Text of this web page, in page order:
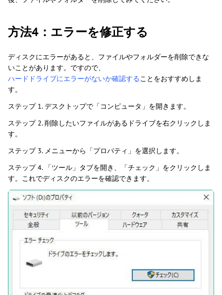
方法4：エラーを修正する
ディスクにエラーがあると、ファイルやフォルダーを削除できな
いことがあります。ですので、
ハードドライブにエラーがないか確認することをおすすめしま
す。
ステップ 1. デスクトップで「コンピュータ」を開きます。
ステップ 2. 削除したいファイルがあるドライブを右クリックしま
す。
ステップ 3. メニューから「プロパティ」を選択します。
ステップ 4. 「ツール」タブを開き、「チェック」をクリックしま
す。これでディスクのエラーを確認できます。